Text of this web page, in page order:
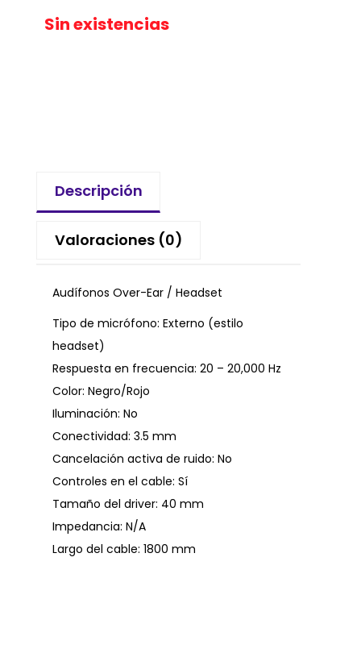
Sin existencias
Descripción
Valoraciones (0)
Audífonos Over-Ear / Headset
Tipo de micrófono: Externo (estilo
headset)
Respuesta en frecuencia: 20 – 20,000 Hz
Color: Negro/Rojo
Iluminación: No
Conectividad: 3.5 mm
Cancelación activa de ruido: No
Controles en el cable: Sí
Tamaño del driver: 40 mm
Impedancia: N/A
Largo del cable: 1800 mm